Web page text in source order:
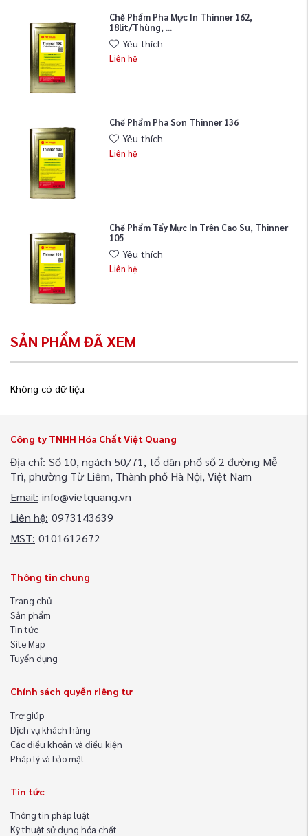
Chế Phẩm Pha Mực In Thinner 162,
18lit/thùng, ...
Yêu thích
Liên hệ
Chế Phẩm Pha Sơn Thinner 136
Yêu thích
Liên hệ
Chế Phẩm Tẩy Mực In Trên Cao Su, Thinner
105
Yêu thích
Liên hệ
SẢN PHẨM ĐÃ XEM
Không có dữ liệu
Công ty TNHH Hóa Chất Việt Quang
Địa chỉ: Số 10, ngách 50/71, tổ dân phố số 2 đường Mễ
Trì, phường Từ Liêm, Thành phố Hà Nội, Việt Nam
Email: info@vietquang.vn
Liên hệ: 0973143639
MST: 0101612672
Thông tin chung
Trang chủ
Sản phẩm
Tin tức
Site Map
Tuyển dụng
Chính sách quyền riêng tư
Trợ giúp
Dịch vụ khách hàng
Các điều khoản và điều kiện
Pháp lý và bảo mật
Tin tức
Thông tin pháp luật
Kỹ thuật sử dụng hóa chất